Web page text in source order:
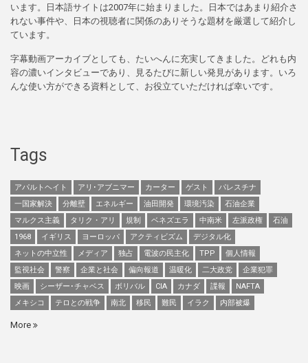
います。日本語サイトは2007年に始まりました。日本ではあまり紹介さ
れない事件や、日本の視聴者に関係のありそうな題材を厳選して紹介し
ています。
字幕動画アーカイブとしても、たいへんに充実してきました。どれも内
容の濃いインタビューであり、見るたびに新しい発見があります。いろ
んな使い方ができる資料として、お役立ていただければ幸いです。
Tags
アパルトヘイト アリ･アブニマー カーター ゲスト
パレスチナ
一国家解決
分離壁 エネルギー 油田開発 環境汚染
石油企業
マルクス主義
タリク・アリ 規制 ベネズエラ 中南米 左派政権
石油
1968
イギリス ヨーロッパ アクティビズム
デジタル化
ネットの中立性
メディア 独占 電波の民主化 TPP
個人情報
監視社会
警察 企業と社会 偏向報道 温暖化 二大政党
企業犯罪
映画
シーザー･チャベス ボリバル CIA カナダ 諜報
NAFTA
メキシコ
テロとの戦争 南北 移民 難民 イラク 内部被爆
More